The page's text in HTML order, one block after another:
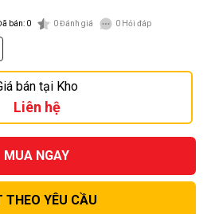
bán: 0 0Đánh giá 0 Hỏi đáp
bán tại Kho
Liên hệ
MUA NGAY
THEO YÊU CẦU